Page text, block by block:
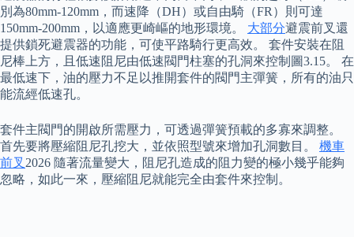
別為80mm-120mm，而速降（DH）或自由騎（FR）則可達
150mm-200mm，以適應更崎嶇的地形環境。 大部分避震前叉還
提供鎖死避震器的功能，可使平路騎行更高效。 套件安裝在阻
尼棒上方，且低速阻尼由低速閥門柱塞的孔洞來控制圖3.15。 在
最低速下，油的壓力不足以推開套件的閥門主彈簧，所有的油只
能流經低速孔。
套件主閥門的開啟所需壓力，可透過彈簧預載的多寡來調整。
首先要將壓縮阻尼孔挖大，並依照型號來增加孔洞數目。 機車
前叉 2026 隨著流量變大，阻尼孔造成的阻力變的極小幾乎能夠
忽略，如此一來，壓縮阻尼就能完全由套件來控制。